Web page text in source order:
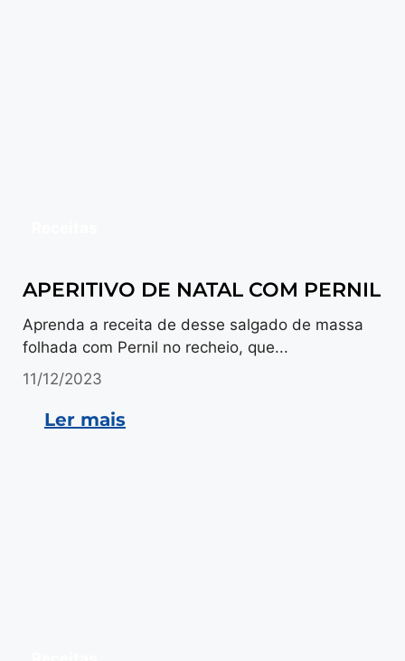
APERITIVO DE NATAL COM PERNIL
Aprenda a receita de desse salgado de massa
folhada com Pernil no recheio, que...
11/12/2023
Ler mais